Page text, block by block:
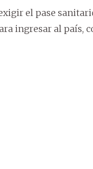
el pase
ingresar al país,